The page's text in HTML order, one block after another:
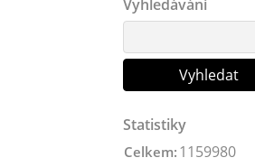
Vyhledávání
Statistiky
Celkem: 1159980